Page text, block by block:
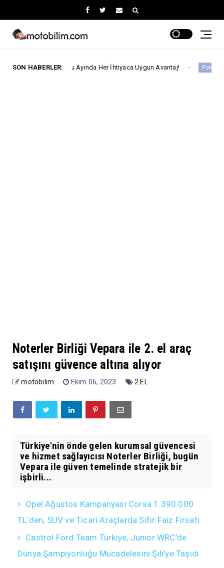
SON HABERLER:
Ayında Her İhtiyaca Uygun Avantaj! Ford Trucks Ford
Noterler Birliği Vepara ile 2. el araç
satışını güvence altına alıyor
motobilim Ekim 06, 2023 2.EL
Türkiye'nin önde gelen kurumsal güvencesi
ve hizmet sağlayıcısı Noterler Birliği, bugün
Vepara ile güven temelinde stratejik bir
işbirli...
Opel Ağustos Kampanyası Corsa 1.390.000
TL’den, SUV ve Ticari Araçlarda Sıfır Faiz Fırsatı
Castrol Ford Team Türkiye, Junior WRC’de
Dünya Şampiyonluğu Mücadelesini Şili’ye Taşıdı